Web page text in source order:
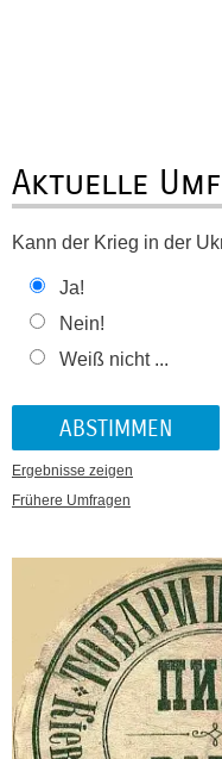
Aktuelle
Kann der Krieg in der
Ja!
Nein!
Weiß nicht ...
Ergebnisse zeigen
Frühere Umfragen